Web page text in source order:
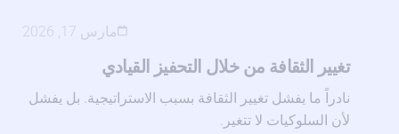
مارس 17, 2026
تغيير الثقافة من خلال التحفيز القيادي
نادراً ما يفشل تغيير الثقافة بسبب الاستراتيجية. بل يفشل
لأن السلوكيات لا تتغير.